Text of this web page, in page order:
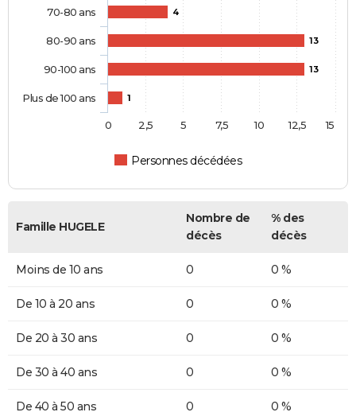
4
13
13
1
Personnes décédées
70-80 ans
80-90 ans
90-100 ans
Plus de 100 ans
0 2,5 5 7,5 10 12,5 15
Famille HUGELE
Nombre de
décès
% des
décès
Moins de 10 ans 0 0 %
De 10 à 20 ans 0 0 %
De 20 à 30 ans 0 0 %
De 30 à 40 ans 0 0 %
De 40 à 50 ans 0 0 %